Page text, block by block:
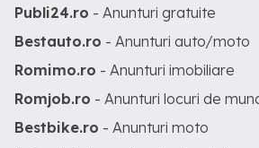
Publi24.ro - Anunturi gratuite
Bestauto.ro - Anunturi auto/moto
Romimo.ro - Anunturi imobiliare
Romjob.ro - Anunturi locuri de
Bestbike.ro - Anunturi moto